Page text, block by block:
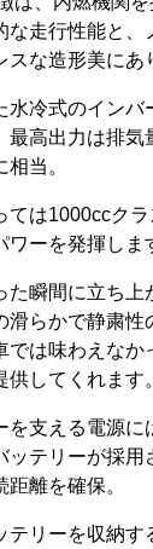
な走行性能と、
な造形美にあ
冷式のインバ
最高出力は排気
当。
は1000ccクラ
ーを発揮しま
瞬間に立ち上
滑らかで静粛性
では味わえなか
してくれます。
支える電源に
ッテリーが採用
離を確保。
リーを収納す